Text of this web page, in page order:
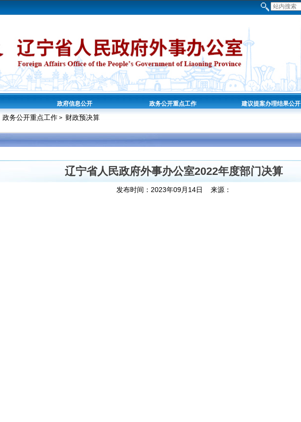
政府信息公开 政务公开重点工作 建议提案办理结果公开
政务公开重点工作> 财政预决算
辽宁省人民政府外事办公室2022年度部门决算
发布时间：2023年09月14日 来源：